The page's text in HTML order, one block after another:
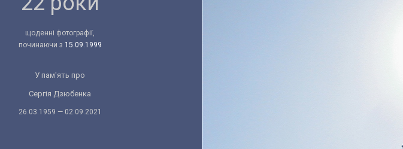
щоденні фотографії,
починаючи з 15.09.1999
У пам'ять про
Сергія Дзюбенка
26.03.1959 — 02.09.2021